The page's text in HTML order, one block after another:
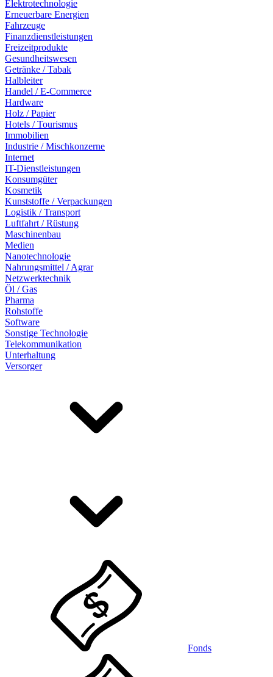
Elektrotechnologie
Erneuerbare Energien
Fahrzeuge
Finanzdienstleistungen
Freizeitprodukte
Gesundheitswesen
Getränke / Tabak
Halbleiter
Handel / E-Commerce
Hardware
Holz / Papier
Hotels / Tourismus
Immobilien
Industrie / Mischkonzerne
Internet
IT-Dienstleistungen
Konsumgüter
Kosmetik
Kunststoffe / Verpackungen
Logistik / Transport
Luftfahrt / Rüstung
Maschinenbau
Medien
Nanotechnologie
Nahrungsmittel / Agrar
Netzwerktechnik
Öl / Gas
Pharma
Rohstoffe
Software
Sonstige Technologie
Telekommunikation
Unterhaltung
Versorger
Fonds